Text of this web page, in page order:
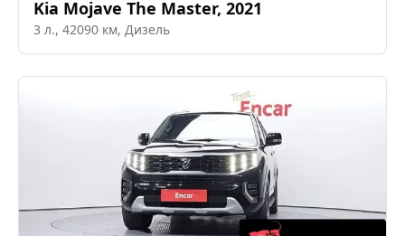
Kia Mojave The Master, 2021
3 л., 42090 км, Дизель